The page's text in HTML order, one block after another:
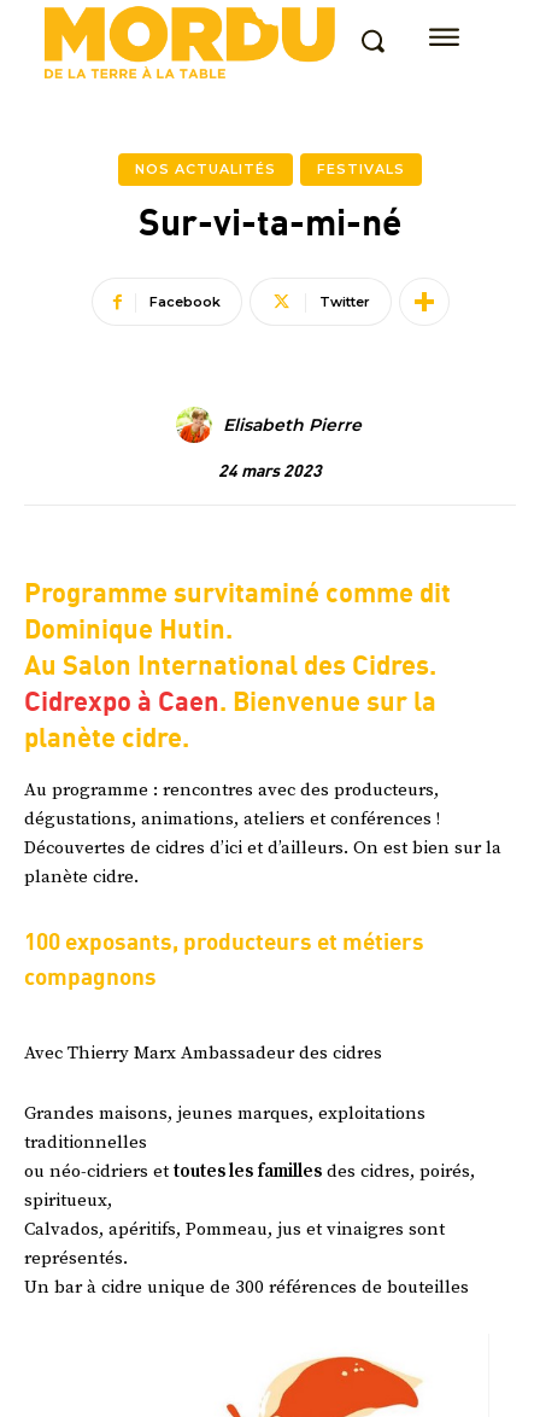
NOS ACTUALITÉS FESTIVALS
Sur-vi-ta-mi-né
Facebook Twitter
Elisabeth Pierre
24 mars 2023
Programme survitaminé comme dit
Dominique Hutin.
Au Salon International des Cidres.
Cidrexpo à Caen. Bienvenue sur la
planète cidre.
Au programme : rencontres avec des producteurs,
dégustations, animations, ateliers et conférences !
Découvertes de cidres d’ici et d’ailleurs. On est bien sur la
planète cidre.
100 exposants, producteurs et métiers
compagnons
Avec Thierry Marx Ambassadeur des cidres
Grandes maisons, jeunes marques, exploitations
traditionnelles
ou néo-cidriers et toutes les familles des cidres, poirés,
spiritueux,
Calvados, apéritifs, Pommeau, jus et vinaigres sont
représentés.
Un bar à cidre unique de 300 références de bouteilles